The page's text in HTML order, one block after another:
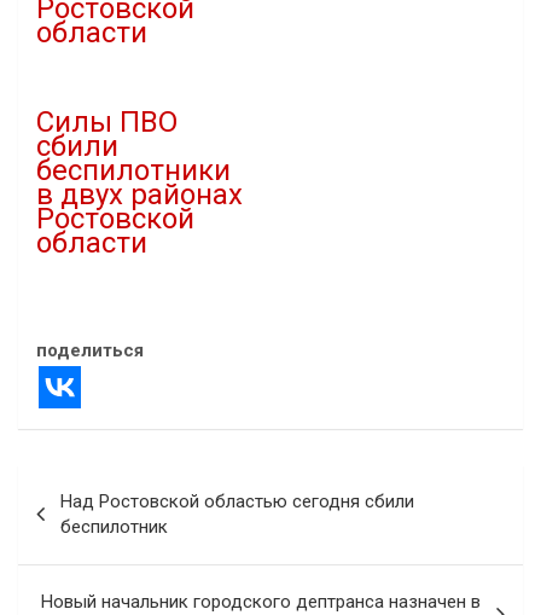
Ростовской
области
Силы ПВО
сбили
беспилотники
в двух районах
Ростовской
области
поделиться
по
записям
Над Ростовской областью сегодня сбили
беспилотник
Новый начальник городского дептранса назначен в